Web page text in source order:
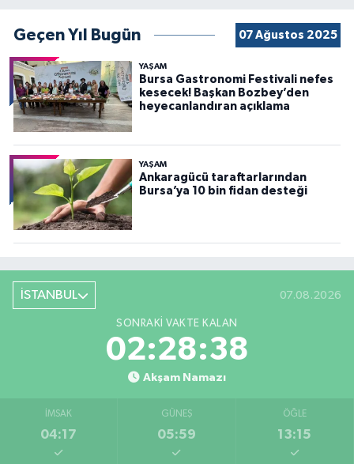
Geçen Yıl Bugün 07 Ağustos 2025
YAŞAM
Bursa Gastronomi Festivali nefes
kesecek! Başkan Bozbey’den
heyecanlandıran açıklama
YAŞAM
Ankaragücü taraftarlarından
Bursa’ya 10 bin fidan desteği
İSTANBUL 07.08.2026
SONRAKI VAKTE KALAN
02:28:36
Akşam Namazı
İMSAK
04:17
GÜNEŞ
05:59
ÖĞLE
13:15